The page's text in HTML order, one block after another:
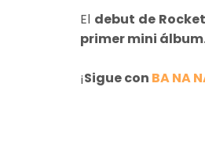
El debut de
primer mini
¡Sigue con BA NA